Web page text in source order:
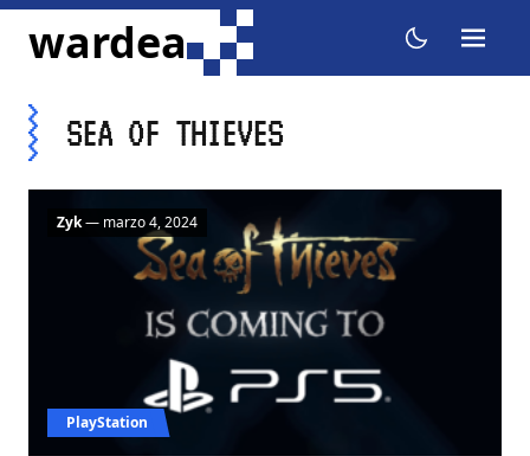
ir al contenido
wardea dark mode
menu
SEA OF THIEVES
PlayStation
Zyk— marzo 4, 2024